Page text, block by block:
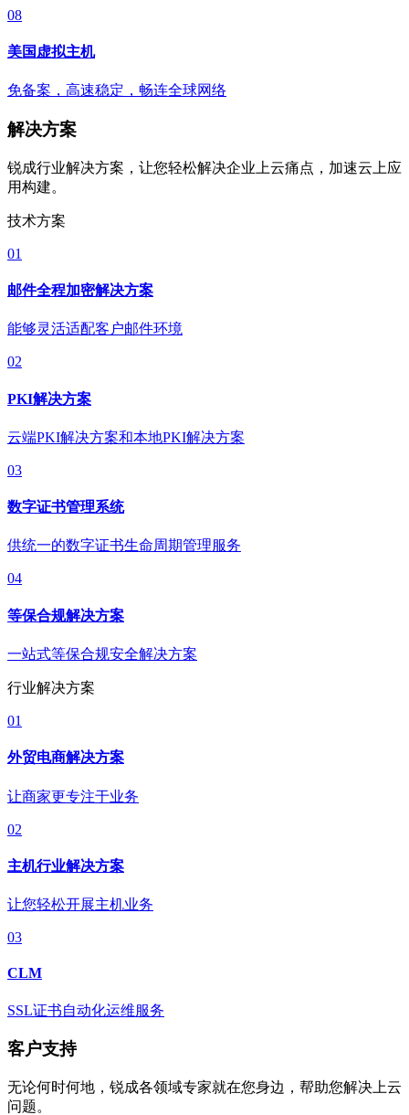
08
美国虚拟主机
免备案，高速稳定，畅连全球网络
解决方案
锐成行业解决方案，让您轻松解决企业上云痛点，加速云上应
用构建。
技术方案
01
邮件全程加密解决方案
能够灵活适配客户邮件环境
02
PKI解决方案
云端PKI解决方案和本地PKI解决方案
03
数字证书管理系统
供统一的数字证书生命周期管理服务
04
等保合规解决方案
一站式等保合规安全解决方案
行业解决方案
01
外贸电商解决方案
让商家更专注于业务
02
主机行业解决方案
让您轻松开展主机业务
03
CLM
SSL证书自动化运维服务
客户支持
无论何时何地，锐成各领域专家就在您身边，帮助您解决上云
问题。